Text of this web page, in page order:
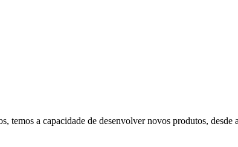
temos a capacidade de desenvolver novos produtos,